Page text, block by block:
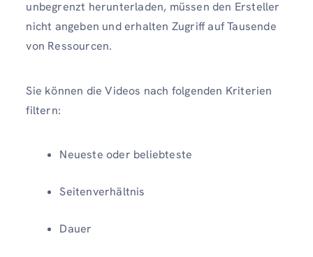
unbegrenzt herunterladen, müssen den Ersteller
nicht angeben und erhalten Zugriff auf Tausende
von Ressourcen.
Sie können die Videos nach folgenden Kriterien
filtern:
Neueste oder beliebteste
Seitenverhältnis
Dauer